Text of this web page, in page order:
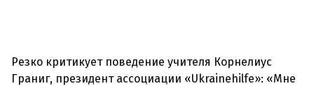
Резко критикует поведение учителя Корнелиус
Граниг, президент ассоциации «Ukrainehilfe»: «Мне